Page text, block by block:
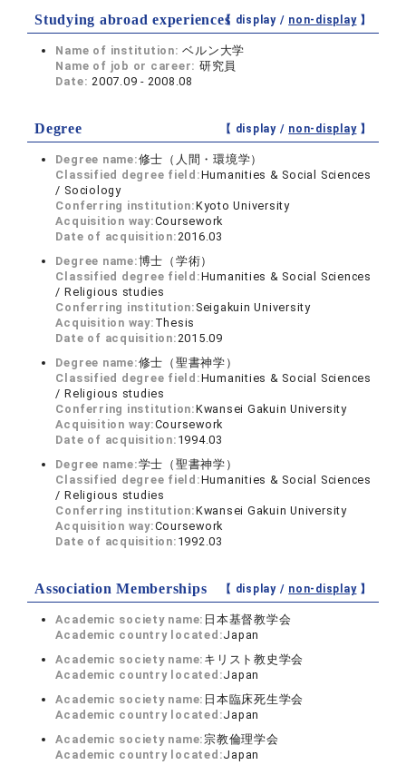
Studying abroad experiences【 display / non-display】
Name of institution:ベルン大学
Name of job or career: 研究員
Date:2007.09 - 2008.08
Degree 【 display / non-display】
Degree name:修士（人間・環境学）
Classified degree field:Humanities & Social Sciences
/ Sociology
Conferring institution:Kyoto University
Acquisition way:Coursework
Date of acquisition:2016.03
Degree name:博士（学術）
Classified degree field:Humanities & Social Sciences
/ Religious studies
Conferring institution: Seigakuin University
Acquisition way: Thesis
Date of acquisition:2015.09
Degree name:修士（聖書神学）
Classified degree field:Humanities & Social Sciences
/ Religious studies
Conferring institution:Kwansei Gakuin University
Acquisition way:Coursework
Date of acquisition: 1994.03
Degree name:学士（聖書神学）
Classified degree field:Humanities & Social Sciences
/ Religious studies
Conferring institution:Kwansei Gakuin University
Acquisition way:Coursework
Date of acquisition: 1992.03
Association Memberships 【 display / non-display】
Academic society name: 日本基督教学会
Academic country located:Japan
Academic society name: キリスト教史学会
Academic country located:Japan
Academic society name: 日本臨床死生学会
Academic country located:Japan
Academic society name:宗教倫理学会
Academic country located:Japan